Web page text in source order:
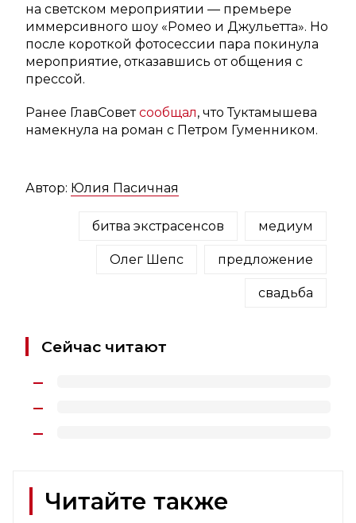
на светском мероприятии — премьере
иммерсивного шоу «Ромео и Джульетта». Но
после короткой фотосессии пара покинула
мероприятие, отказавшись от общения с
прессой.
Ранее ГлавСоветсообщал, что Туктамышева
намекнула на роман с Петром Гуменником.
Автор: Юлия Пасичная
битва экстрасенсов медиум
Олег Шепс предложение
свадьба
Сейчас читают
Читайте также